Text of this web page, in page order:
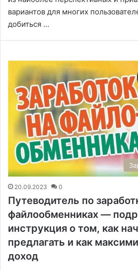
вариантов для многих
добиться …
20.09.2023 0
Путеводитель по
файлообменниках —
инструкция о том, как
предлагать и как
доход